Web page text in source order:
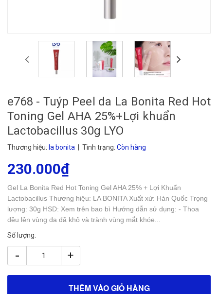
e768 - Tuýp Peel da La Bonita Red Hot
Toning Gel AHA 25%+Lợi khuẩn
Lactobacillus 30g LYO
Thương hiệu: la bonita | Tình trạng: Còn hàng
230.000₫
Gel La Bonita Red Hot Toning Gel AHA 25% + Lợi Khuẩn
Lactobacillus Thương hiệu: LA BONITA Xuất xứ: Hàn Quốc Trọng
lượng: 30g HSD: Xem trên bao bì Hướng dẫn sử dụng: - Thoa
đều lên vùng da đã khô và trành vùng mắt khóe...
Số lượng:
- +
THÊM VÀO GIỎ HÀNG